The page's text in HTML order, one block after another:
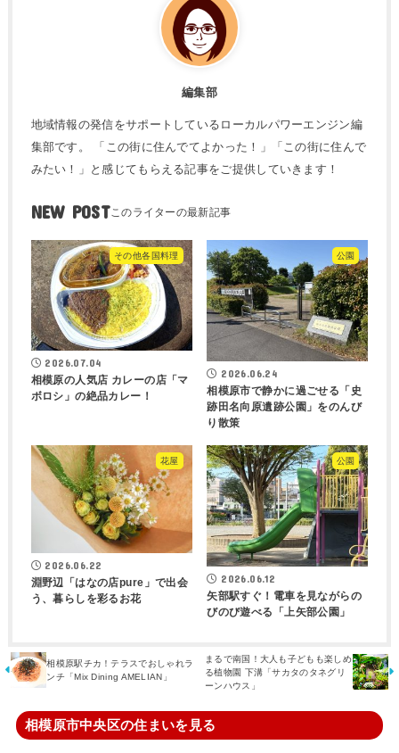
編集部
地域情報の発信をサポートしているローカルパワーエンジン編
集部です。 「この街に住んでてよかった！」「この街に住んで
みたい！」と感じてもらえる記事をご提供していきます！
NEW POST
その他各国料理
2026.07.04
相模原の人気店 カレーの店「マ
ボロシ」の絶品カレー！
公園
2026.06.24
相模原市で静かに過ごせる「史
跡田名向原遺跡公園」をのんび
り散策
花屋
2026.06.22
淵野辺「はなの店pure」で出会
う、暮らしを彩るお花
公園
2026.06.12
矢部駅すぐ！電車を見ながらの
びのび遊べる「上矢部公園」
相模原駅チカ！テラスでおしゃれラ
ンチ「Mix Dining AMELIAN」
まるで南国！大人も子どもも楽しめ
る植物園 下溝「サカタのタネグリ
ーンハウス」
相模原市中央区の住まいを見る